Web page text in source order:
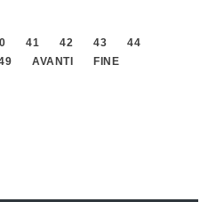
41 42 43
44
AVANTI FINE